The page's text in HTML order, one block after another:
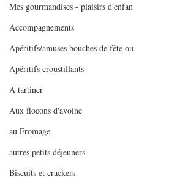
Mes gourmandises - plaisirs d'enfan
Accompagnements
Apéritifs/amuses bouches de fête ou
Apéritifs croustillants
A tartiner
Aux flocons d'avoine
au Fromage
autres petits déjeuners
Biscuits et crackers